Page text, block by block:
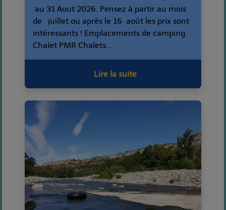
au 31 Aout 2026. Pensez à partir au mois
de juillet ou après le 16 août les prix sont
intéressants ! Emplacements de camping
Chalet PMR Chalets...
Lire la suite